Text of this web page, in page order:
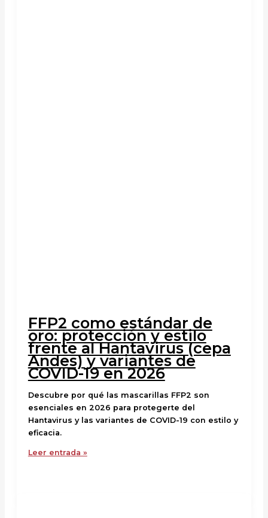
FFP2 como estándar de
oro: protección y estilo
frente al Hantavirus (cepa
Andes) y variantes de
COVID-19 en 2026
Descubre por qué las mascarillas FFP2 son
esenciales en 2026 para protegerte del
Hantavirus y las variantes de COVID-19 con estilo y
eficacia.
Leer entrada »